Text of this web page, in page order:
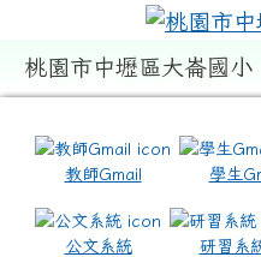
桃園市中壢區大崙國小
教師Gmail 學生
公文系統 研習系